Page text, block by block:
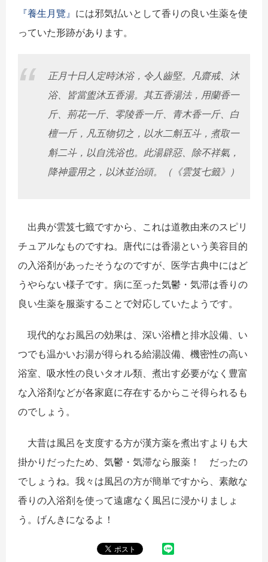
『養生月覽』 には邪気払いとして香りの良い生薬を使
っていた形跡があります。
正月十日人定時沐浴，令人齒堅。凡齋戒、沐
浴、皆當盥沐五香湯。 其五香湯法，用蘭香一
斤、荊花一斤、零陵香一斤、青木香一斤、 白
檀一斤，凡五物切之，以水二斛五斗，煮取一
斛二斗， 以自洗浴也。此湯辟惡、除不祥氣，
降神靈用之，以沐並治頭。（《雲笈七籤》）
出典が雲笈七籤ですから、 これは道教由来のスピリ
チュアルなものですね。 唐代には香湯という美容目的
の入浴剤があったそうなのですが、 医学古典中にはど
うやらない様子です。病に至った気鬱・ 気滞は香りの
良い生薬を服薬することで対応していたようです。
現代的なお風呂の効果は、深い浴槽と排水設備、 い
つでも温かいお湯が得られる給湯設備、機密性の高い
浴室、 吸水性の良いタオル類、 煮出す必要がなく豊富
な入浴剤などが各家庭に存在するからこそ得られるも
のでしょう。
大昔は風呂を支度する方が漢方薬を煮出すよりも大
掛かりだったため、気鬱・気滞なら服薬！ だったの
でしょうね。 我々は風呂の方が簡単ですから、 素敵な
香りの入浴剤を使って遠慮なく風呂に浸かりましょ
う。 げんきになるよ！